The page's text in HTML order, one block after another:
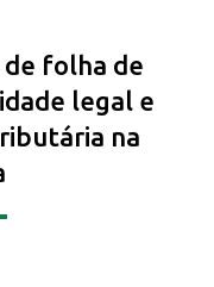
de folha de
legal e
na